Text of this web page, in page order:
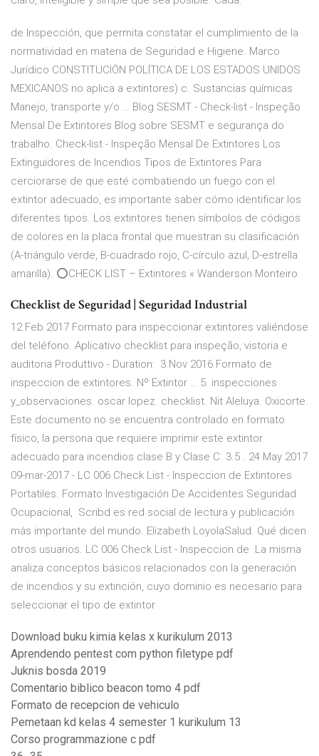
de Inspección, que permita constatar el cumplimiento de la
normatividad en materia de Seguridad e Higiene. Marco
Jurídico CONSTITUCIÓN POLÍTICA DE LOS ESTADOS UNIDOS
MEXICANOS no aplica a extintores) c. Sustancias químicas
Manejo, transporte y/o … Blog SESMT - Check-list - Inspeção
Mensal De Extintores Blog sobre SESMT e segurança do
trabalho. Check-list - Inspeção Mensal De Extintores Los
Extinguidores de Incendios Tipos de Extintores Para
cerciorarse de que esté combatiendo un fuego con el
extintor adecuado, es importante saber cómo identificar los
diferentes tipos. Los extintores tienen símbolos de códigos
de colores en la placa frontal que muestran su clasificación
(A-triángulo verde, B-cuadrado rojo, C-círculo azul, D-estrella
amarilla). ⭕CHECK LIST – Extintores « Wanderson Monteiro
Checklist de Seguridad | Seguridad Industrial
12 Feb 2017 Formato para inspeccionar extintores valiéndose
del teléfono. Aplicativo checklist para inspeção, vistoria e
auditoria Produttivo - Duration: 3 Nov 2016 Formato de
inspeccion de extintores. Nº Extintor … 5. inspecciones
y_observaciones. oscar lopez. checklist. Nit Aleluya. Oxicorte.
Este documento no se encuentra controlado en formato
físico, la persona que requiere imprimir este extintor
adecuado para incendios clase B y Clase C. 3.5 . 24 May 2017
09-mar-2017 - LC 006 Check List - Inspeccion de Extintores
Portatiles. Formato Investigación De Accidentes Seguridad
Ocupacional, Scribd es red social de lectura y publicación
más importante del mundo. Elizabeth LoyolaSalud. Qué dicen
otros usuarios. LC 006 Check List - Inspeccion de La misma
analiza conceptos básicos relacionados con la generación
de incendios y su extinción, cuyo dominio es necesario para
seleccionar el tipo de extintor
Download buku kimia kelas x kurikulum 2013
Aprendendo pentest com python filetype pdf
Juknis bosda 2019
Comentario biblico beacon tomo 4 pdf
Formato de recepcion de vehiculo
Pemetaan kd kelas 4 semester 1 kurikulum 13
Corso programmazione c pdf